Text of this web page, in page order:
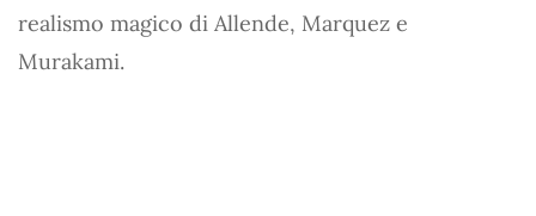
realismo magico di Allende, Marquez e
Murakami.